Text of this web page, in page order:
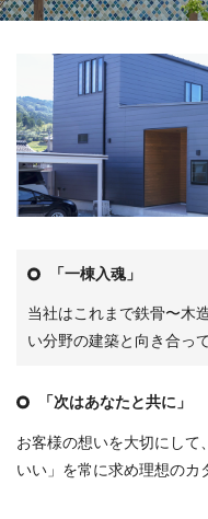
店舗設計
会社案内
craft LINE公式アカウント
プライバシーポリシー
お問い合わせ
お知らせ
スタッフブログ
「一棟入魂」
当社はこれまで鉄骨〜木
い分野の建築と向き合っ
「次はあなたと共に」
お客様の想いを大切にして
いい」を常に求め理想のカ